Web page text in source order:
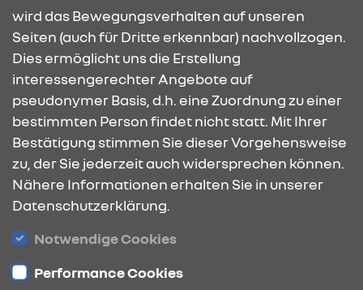
KONTAKT & ANFAHRT
ÖFFNUNGSZEITEN
STANDORTE
wird das Bewegungsverhalten auf unseren
Seiten (auch für Dritte erkennbar) nachvollzogen.
Dies ermöglicht uns die Erstellung
interessengerechter Angebote auf
pseudonymer Basis, d.h. eine Zuordnung zu einer
bestimmten Person findet nicht statt. Mit Ihrer
Bestätigung stimmen Sie dieser Vorgehensweise
zu, der Sie jederzeit auch widersprechen können.
Nähere Informationen erhalten Sie in unserer
Datenschutzerklärung.
Notwendige Cookies
Performance Cookies